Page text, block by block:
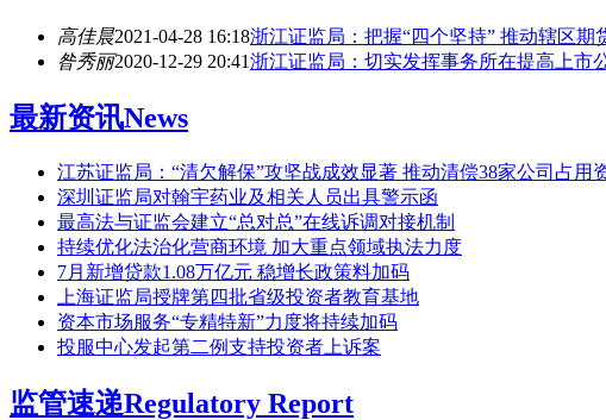
高佳晨2021-04-28 16:18浙江证监局：把握“四个坚持” 推动辖区期
昝秀丽2020-12-29 20:41浙江证监局：切实发挥事务所在提高上市
最新资讯News
江苏证监局：“清欠解保”攻坚战成效显著 推动清偿38家公司占用
深圳证监局对翰宇药业及相关人员出具警示函
最高法与证监会建立“总对总”在线诉调对接机制
持续优化法治化营商环境 加大重点领域执法力度
7月新增贷款1.08万亿元 稳增长政策料加码
上海证监局授牌第四批省级投资者教育基地
资本市场服务“专精特新”力度将持续加码
投服中心发起第二例支持投资者上诉案
监管速递Regulatory Report